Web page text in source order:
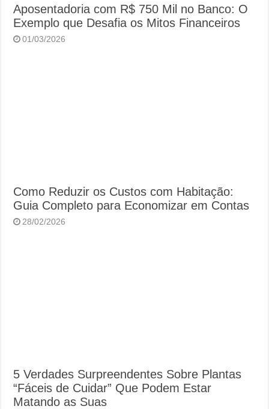
Aposentadoria com R$ 750 Mil no Banco: O
Exemplo que Desafia os Mitos Financeiros
01/03/2026
Como Reduzir os Custos com Habitação:
Guia Completo para Economizar em Contas
28/02/2026
5 Verdades Surpreendentes Sobre Plantas
“Fáceis de Cuidar” Que Podem Estar
Matando as Suas